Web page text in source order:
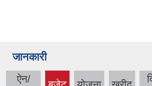
जानकारी
ऐन/